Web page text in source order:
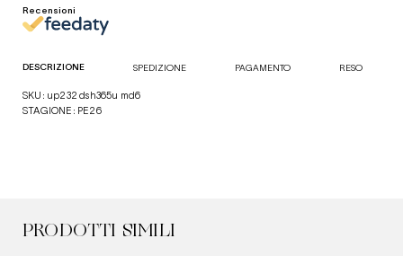
Recensioni
DESCRIZIONE SPEDIZIONE PAGAMENTO RESO
SKU: up232 dsh365u md6
STAGIONE: PE26
PRODOTTI SIMILI